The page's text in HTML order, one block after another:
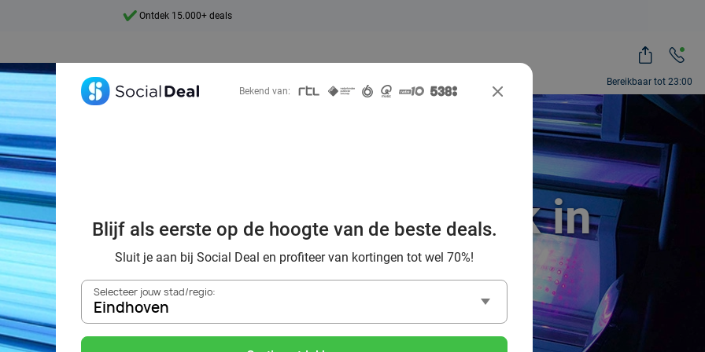
Bereikbaar tot 23:00
9,4
naar de zonnebank in
Eindhoven
Bekend van:
Blijf als eerste op de hoogte van de beste deals.
Sluit je aan bij Social Deal en profiteer van kortingen tot wel 70%!
Selecteer jouw stad/regio:
Eindhoven